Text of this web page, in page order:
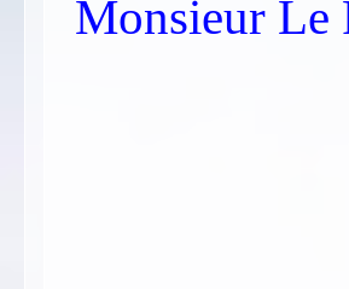
Monsieur Le